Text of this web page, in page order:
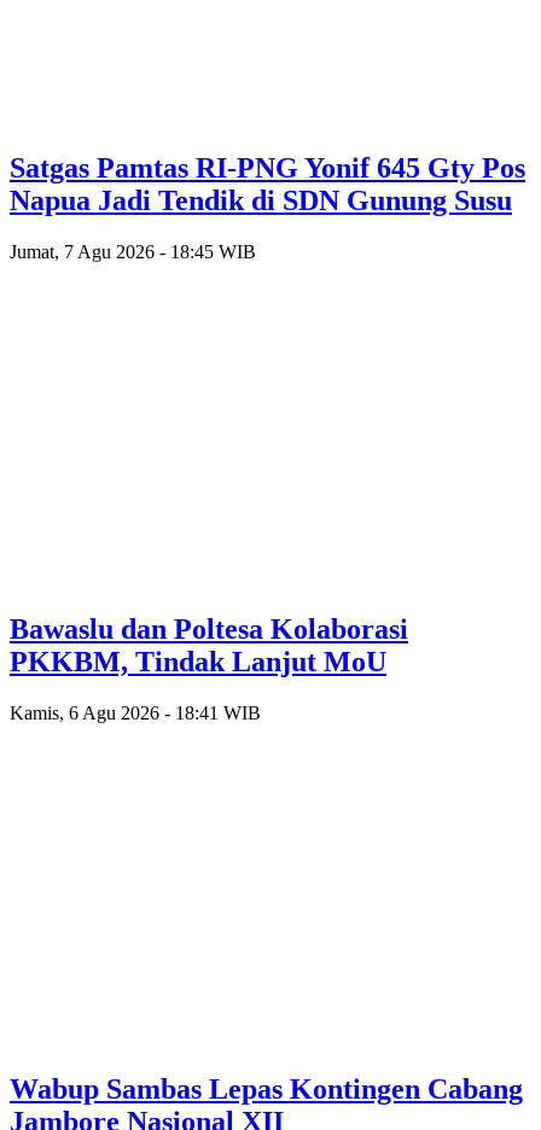
Satgas Pamtas RI-PNG Yonif 645 Gty Pos
Napua Jadi Tendik di SDN Gunung Susu
Jumat, 7 Agu 2026 - 18:45 WIB
Bawaslu dan Poltesa Kolaborasi
PKKBM, Tindak Lanjut MoU
Kamis, 6 Agu 2026 - 18:41 WIB
Wabup Sambas Lepas Kontingen Cabang
Jambore Nasional XII